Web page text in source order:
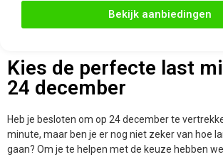
Bekijk aanbiedingen
Kies de perfecte last
24 december
Heb je besloten om op 24 december te
minute, maar ben je er nog niet zeker van hoe
gaan? Om je te helpen met de keuze hebben